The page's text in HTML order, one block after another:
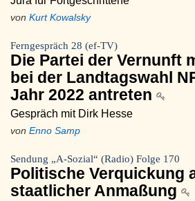
von Kurt Kowalsky
Ferngespräch 28 (ef-TV)
Die Partei der Vernunft
bei der Landtagswahl
Jahr 2022 antreten
Gespräch mit Dirk Hesse
von Enno Samp
Sendung „A-Sozial“ (Radio) Folge 170
Politische Verquickung
staatlicher Anmaßung